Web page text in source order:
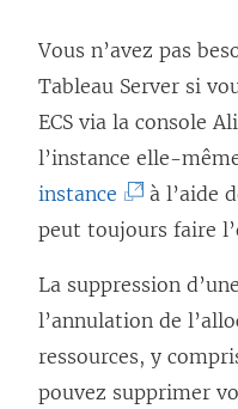
s
’
o
u
v
r
d
Vous n’avez pas
Tableau Server si
ECS via la console
l’instance elle-
instance
L
à l’aide
peut toujours faire
La suppression
l’annulation de
ressources, y
pouvez supprimer